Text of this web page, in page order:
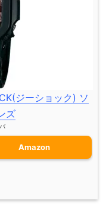
ジーショック) ソ
ズ
Amazon